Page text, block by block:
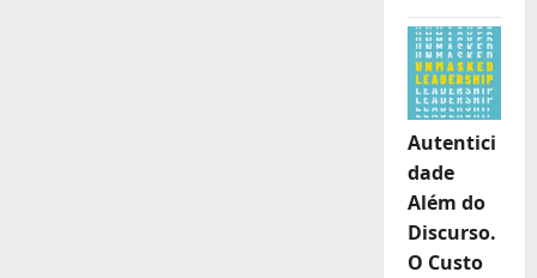
Autentici
dade
Além do
Discurso.
O Custo